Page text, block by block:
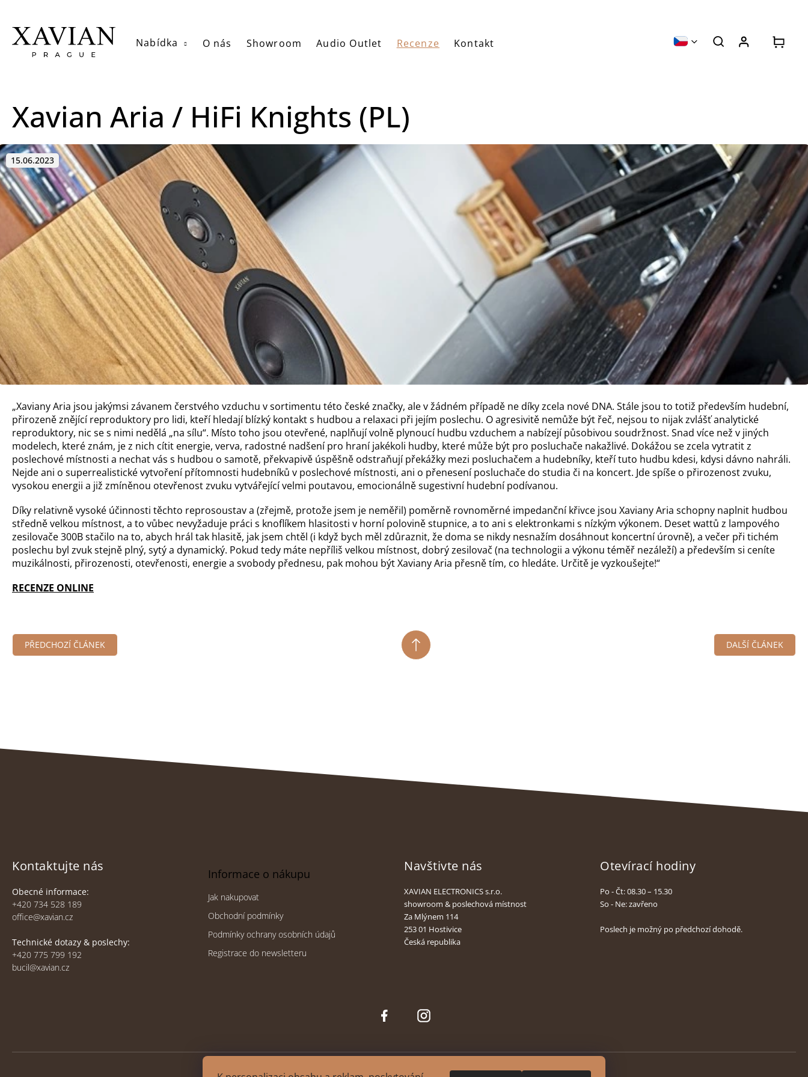
obsah
Nabídka O nás Showroom Audio Outlet Recenze Kontakt
Xavian Aria / HiFi Knights (PL)
15.06.2023
„Xaviany Aria jsou jakýmsi závanem čerstvého vzduchu v sortimentu této české značky, ale v žádném případě ne díky zcela nové DNA. Stále jsou to totiž především hudební,
přirozeně znějící reproduktory pro lidi, kteří hledají blízký kontakt s hudbou a relaxaci při jejím poslechu. O agresivitě nemůže být řeč, nejsou to nijak zvlášť analytické
reproduktory, nic se s nimi nedělá „na sílu“. Místo toho jsou otevřené, naplňují volně plynoucí hudbu vzduchem a nabízejí působivou soudržnost. Snad více než v jiných
modelech, které znám, je z nich cítit energie, verva, radostné nadšení pro hraní jakékoli hudby, které může být pro posluchače nakažlivé. Dokážou se zcela vytratit z
poslechové místnosti a nechat vás s hudbou o samotě, překvapivě úspěšně odstraňují překážky mezi posluchačem a hudebníky, kteří tuto hudbu kdesi, kdysi dávno nahráli.
Nejde ani o superrealistické vytvoření přítomnosti hudebníků v poslechové místnosti, ani o přenesení posluchače do studia či na koncert. Jde spíše o přirozenost zvuku,
vysokou energii a již zmíněnou otevřenost zvuku vytvářející velmi poutavou, emocionálně sugestivní hudební podívanou.
Díky relativně vysoké účinnosti těchto reprosoustav a (zřejmě, protože jsem je neměřil) poměrně rovnoměrné impedanční křivce jsou Xaviany Aria schopny naplnit hudbou
středně velkou místnost, a to vůbec nevyžaduje práci s knoflíkem hlasitosti v horní polovině stupnice, a to ani s elektronkami s nízkým výkonem. Deset wattů z lampového
zesilovače 300B stačilo na to, abych hrál tak hlasitě, jak jsem chtěl (i když bych měl zdůraznit, že doma se nikdy nesnažím dosáhnout koncertní úrovně), a večer při tichém
poslechu byl zvuk stejně plný, sytý a dynamický. Pokud tedy máte nepříliš velkou místnost, dobrý zesilovač (na technologii a výkonu téměř nezáleží) a především si ceníte
muzikálnosti, přirozenosti, otevřenosti, energie a svobody přednesu, pak mohou být Xaviany Aria přesně tím, co hledáte. Určitě je vyzkoušejte!“
RECENZE ONLINE
PŘEDCHOZÍ ČLÁNEK DALŠÍ ČLÁNEK
Kontaktujte nás
Obecné informace:
+420 734 528 189
office@xavian.cz
Technické dotazy & poslechy:
+420 775 799 192
bucil@xavian.cz
Informace o nákupu
Jak nakupovat
Obchodní podmínky
Podmínky ochrany osobních údajů
Registrace do newsletteru
Navštivte nás
XAVIAN ELECTRONICS s.r.o.
showroom & poslechová místnost
Za Mlýnem 114
253 01 Hostivice
Česká republika
Otevírací hodiny
Po - Čt: 08.30 – 15.30
So - Ne: zavřeno
Poslech je možný po předchozí dohodě.
Face
boo
Inst
agra